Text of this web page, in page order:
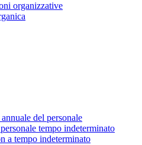
organizzative
del personale
tempo indeterminato
a tempo indeterminato